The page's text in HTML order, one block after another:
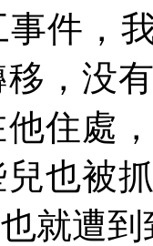
事件，
， 没
住處
也被
就遭到